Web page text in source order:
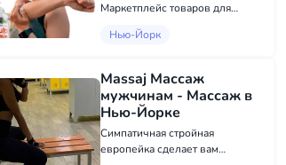
Маркетплейс товаров для
клиентам за продвижение клуба.
Нью-Йорк
Massaj Массаж
мужчинам - Массаж в
Нью-Йорке
Симпатичная стройная
европейка сделает вам